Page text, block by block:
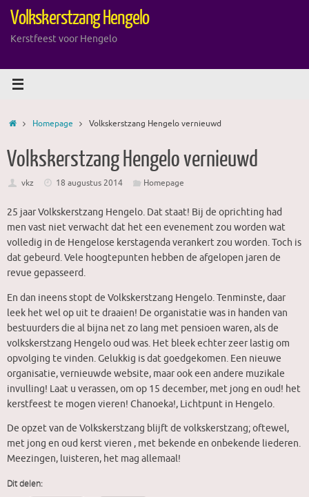
naarVolkskerstzang Hengelo
Kerstfeest voor Hengelo
HomeHomepage Volkskerstzang Hengelo vernieuwd
Volkskerstzang Hengelo vernieuwd
vkz 18 augustus 2014 Homepage
25 jaar Volkskerstzang Hengelo. Dat staat! Bij de oprichting had
men vast niet verwacht dat het een evenement zou worden wat
volledig in de Hengelose kerstagenda verankert zou worden. Toch is
dat gebeurd. Vele hoogtepunten hebben de afgelopen jaren de
revue gepasseerd.
En dan ineens stopt de Volkskerstzang Hengelo. Tenminste, daar
leek het wel op uit te draaien! De organistatie was in handen van
bestuurders die al bijna net zo lang met pensioen waren, als de
volkskerstzang Hengelo oud was. Het bleek echter zeer lastig om
opvolging te vinden. Gelukkig is dat goedgekomen. Een nieuwe
organisatie, vernieuwde website, maar ook een andere muzikale
invulling! Laat u verassen, om op 15 december, met jong en oud! het
kerstfeest te mogen vieren! Chanoeka!, Lichtpunt in Hengelo.
De opzet van de Volkskerstzang blijft de volkskerstzang; oftewel,
met jong en oud kerst vieren , met bekende en onbekende liederen.
Meezingen, luisteren, het mag allemaal!
Dit delen: